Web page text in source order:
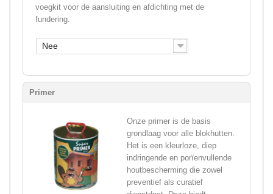
voegkit voor de aansluiting en afdichting met de
fundering.
Nee
Primer
Onze primer is de basis
grondlaag voor alle blokhutten.
Het is een kleurloze, diep
indringende en porïenvullende
houtbescherming die zowel
preventief als curatief